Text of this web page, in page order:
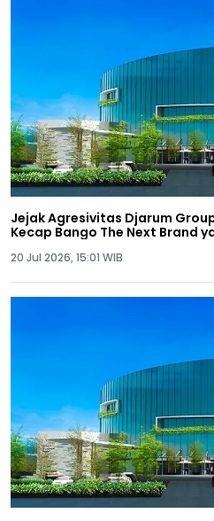
Jejak Agresivitas Djarum
Kecap Bango The Next Brand
20 Jul 2026, 15:01 WIB